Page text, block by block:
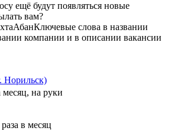
ещё будут появляться новые
вам?
АбанКлючевые слова в названии
компании и в описании вакансии
Норильск)
месяц, на руки
в месяц